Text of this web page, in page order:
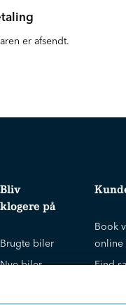
er afsendt.
Bliv
klogere på
Brugte biler
Nye biler
serviceaftaler
Book
online
Find